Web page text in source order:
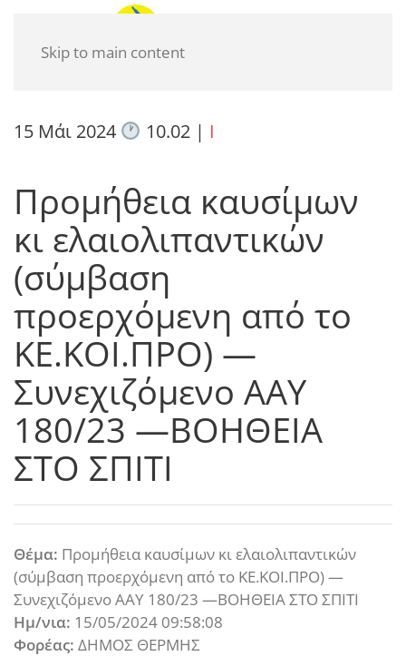
Skip to main content
15 Μάι 2024 10.02| I
Προμήθεια καυσίμων
κι ελαιολιπαντικών
(σύμβαση
προερχόμενη από το
ΚΕ.ΚΟΙ.ΠΡΟ) —
Συνεχιζόμενο ΑΑΥ
180/23 —ΒΟΗΘΕΙΑ
ΣΤΟ ΣΠΙΤΙ
Θέμα: Προμήθεια καυσίμων κι ελαιολιπαντικών
(σύμβαση προερχόμενη από το ΚΕ.ΚΟΙ.ΠΡΟ) —
Συνεχιζόμενο ΑΑΥ 180/23 —ΒΟΗΘΕΙΑ ΣΤΟ ΣΠΙΤΙ
Ημ/νια: 15/05/2024 09:58:08
Φορέας: ΔΗΜΟΣ ΘΕΡΜΗΣ